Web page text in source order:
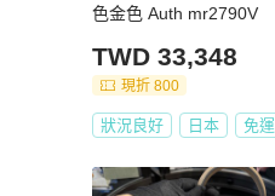
色金色 Auth mr2790V
TWD 33,348
現折 800
狀況良好 日本 免運